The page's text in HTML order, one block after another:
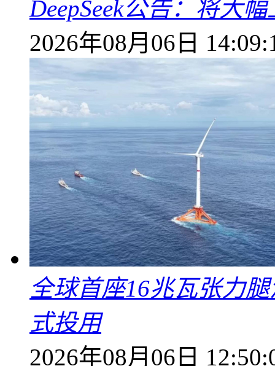
DeepSeek公告：将大
2026年08月06日
全球首座16兆瓦张力
式投用
2026年08月06日